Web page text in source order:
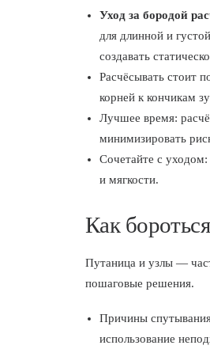
Уход за бородой
для длинной и
создавать
Расчёсывать стоит
корней к кончикам
Лучшее время:
минимизировать
Сочетайте с уходом:
и мягкости.
Как
Путаница и узлы —
пошаговые решения.
Причины
использование